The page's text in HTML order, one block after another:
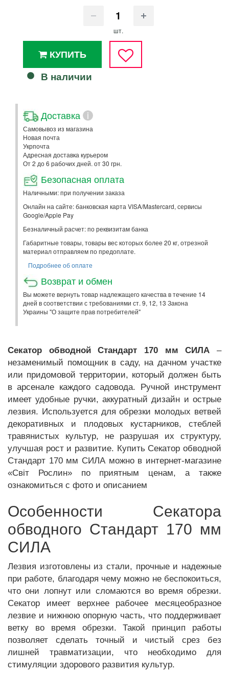
шт.
КУПИТЬ
В наличии
Доставка i
Самовывоз из магазина
Новая почта
Укрпочта
Адресная доставка курьером
От 2 до 6 рабочих дней. от 30 грн.
Безопасная оплата
Наличными: при получении заказа
Онлайн на сайте: банковская карта VISA/Mastercard, сервисы
Google/Apple Pay
Безналичный расчет: по реквизитам банка
Габаритные товары, товары вес которых более 20 кг, отрезной
материал отправляем по предоплате.
Подробнее об оплате
Возврат и обмен
Вы можете вернуть товар надлежащего качества в течение 14
дней в соответствии с требованиями ст. 9, 12, 13 Закона
Украины "О защите прав потребителей"
Секатор обводной Стандарт 170 мм СИЛА –
незаменимый помощник в саду, на дачном участке
или придомовой территории, который должен быть
в арсенале каждого садовода. Ручной инструмент
имеет удобные ручки, аккуратный дизайн и острые
лезвия. Используется для обрезки молодых ветвей
декоративных и плодовых кустарников, стеблей
травянистых культур, не разрушая их структуру,
улучшая рост и развитие. Купить Секатор обводной
Стандарт 170 мм СИЛА можно в интернет-магазине
«Світ Рослин» по приятным ценам, а также
ознакомиться с фото и описанием
Особенности Секатора
обводного Стандарт 170 мм
СИЛА
Лезвия изготовлены из стали, прочные и надежные
при работе, благодаря чему можно не беспокоиться,
что они лопнут или сломаются во время обрезки.
Секатор имеет верхнее рабочее месяцеобразное
лезвие и нижнюю опорную часть, что поддерживает
ветку во время обрезки. Такой принцип работы
позволяет сделать точный и чистый срез без
лишней травматизации, что необходимо для
стимуляции здорового развития культур.